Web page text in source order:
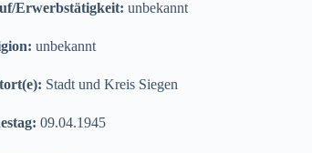
Erwerbstätigkeit: unbekannt
unbekannt
Stadt und Kreis Siegen
09.04.1945